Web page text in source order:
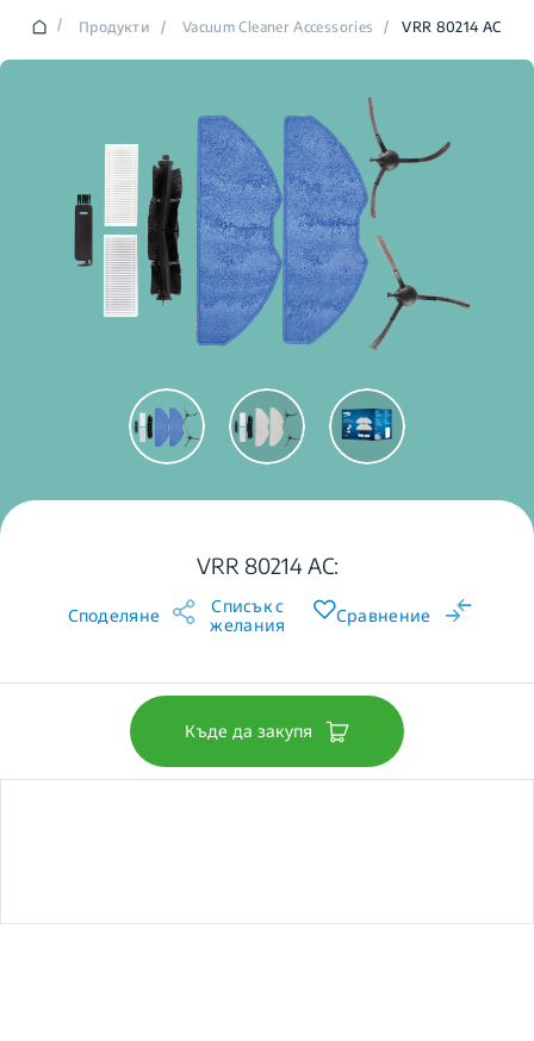
/ Продукти / Vacuum Cleaner Accessories / VRR 80214 AC
VRR 80214 AC:
Споделяне
Списък с
желания
Сравнение
Къде да закупя